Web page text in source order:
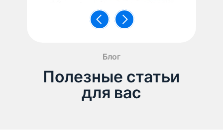
Блог
Полезные статьи
для вас